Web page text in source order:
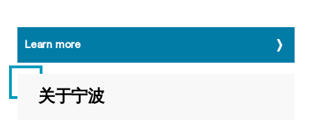
Learn more
关于宁波